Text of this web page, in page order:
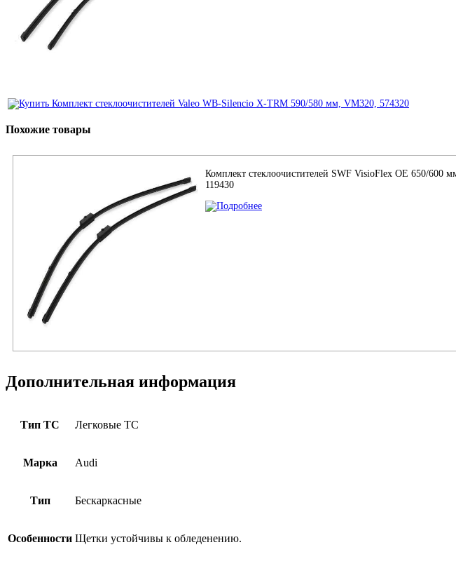
Похожие товары
Комплект стеклоочистителей SWF VisioFlex OE 650/600
119430
Дополнительная информация
Тип ТС Легковые ТС
Марка Audi
Тип Бескаркасные
Особенности Щетки устойчивы к обледенению.